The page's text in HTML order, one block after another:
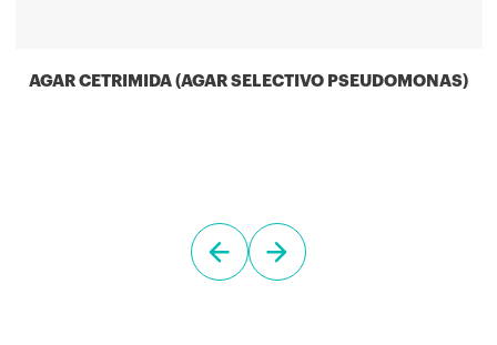
AGAR CETRIMIDA (AGAR SELECTIVO PSEUDOMONAS)